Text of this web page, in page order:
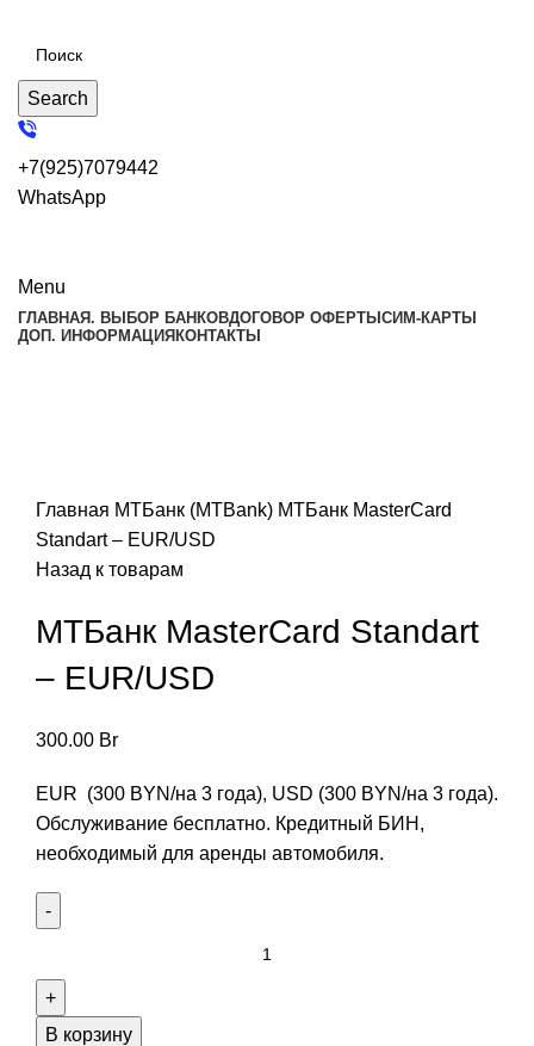
Search
+7(925)7079442
WhatsApp
Menu
ГЛАВНАЯ. ВЫБОР БАНКОВДОГОВОР ОФЕРТЫ СИМ-КАРТЫ
ДОП. ИНФОРМАЦИЯ КОНТАКТЫ
Главная МТБанк (MTBank) МТБанк MasterCard
Standart – EUR/USD
Назад к товарам
МТБанк MasterCard Standart
– EUR/USD
300.00 Br
EUR (300 BYN/на 3 года), USD (300 BYN/на 3 года).
Обслуживание бесплатно. Кредитный БИН,
необходимый для аренды автомобиля.
МТБанк
MasterCard
В корзину